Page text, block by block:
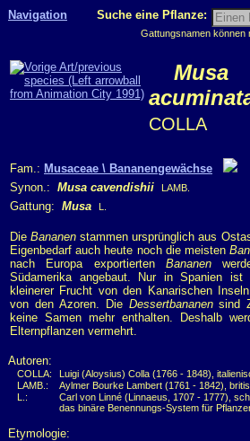
Navigation Suche eine Pflanze:
Gattungsnamen können
Musa
COLLA
Fam.: Musaceae \ Bananengewächse
Synon.: Musa cavendishii LAMB.
Gattung: Musa L.
DieBananen stammen ursprünglich aus
Eigenbedarf auch heute noch die meisten
nach Europa exportierten Bananen
Südamerika angebaut. Nur in Spanien
kleinerer Frucht von den Kanarischen
von den Azoren. Die Dessertbananensind
keine Samen mehr enthalten. Deshalb
Elternpflanzen vermehrt.
Autoren:
COLLA:
Luigi (Aloysius) Colla (1766 - 1848),
LAMB.:
Aylmer Bourke Lambert (1761 - 1842),
L.:
Carl von Linné (Linnaeus, 1707 - 1777),
das binäre Benennungs-System für
Etymologie: